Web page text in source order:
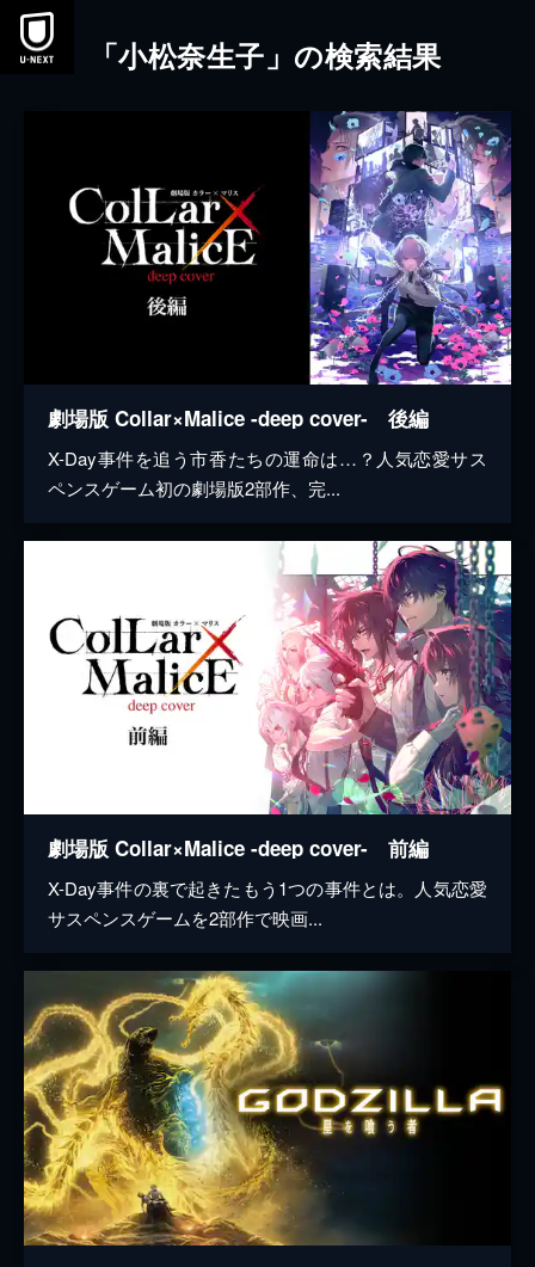
本文へスキップ
「小松奈生子」の検索結果
劇場版 Collar×Malice -deep cover- 後編
X-Day事件を追う市香たちの運命は…？人気恋愛サス
ペンスゲーム初の劇場版2部作、完...
劇場版 Collar×Malice -deep cover- 前編
X-Day事件の裏で起きたもう1つの事件とは。人気恋愛
サスペンスゲームを2部作で映画...